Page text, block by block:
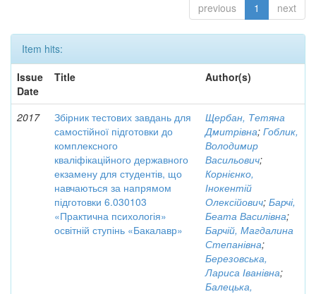
previous 1 next
Item hits:
Issue
Date
Title Author(s)
2017
Збірник тестових завдань для
самостійної підготовки до
комплексного
кваліфікаційного державного
екзамену для студентів, що
навчаються за напрямом
підготовки 6.030103
«Практична психологія»
освітній ступінь «Бакалавр»
Щербан, Тетяна
Дмитрівна; Гоблик,
Володимир
Васильович;
Корнієнко,
Інокентій
Олексійович; Барчі,
Беата Василівна;
Барчій, Магдалина
Степанівна;
Березовська,
Лариса Іванівна;
Балецька,